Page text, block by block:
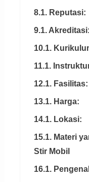
8.1. Reputasi:
9.1. Akreditasi:
10.1.
11.1.
12.1. Fasilitas:
13.1. Harga:
14.1. Lokasi:
15.1. Materi
Stir Mobil
16.1.